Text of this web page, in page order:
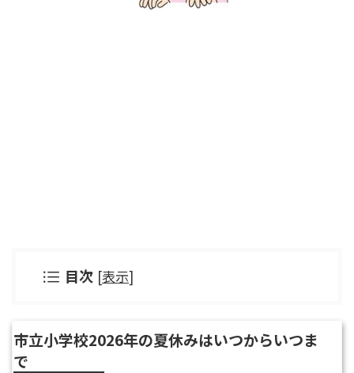
目次 [表示]
市立小学校2026年の夏休みはいつからいつま
で